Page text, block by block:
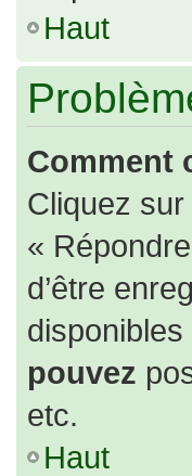
Haut
Comment
Cliquez
«
d’être
pouvez
etc.
Haut